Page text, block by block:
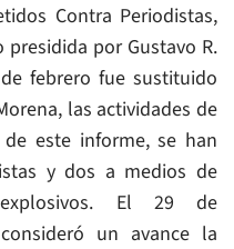
Contra Periodistas,
por Gustavo R.
febrero fue sustituido
las actividades de
este informe, se han
y dos a medios de
explosivos. El 29 de
un avance la